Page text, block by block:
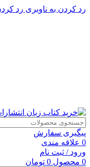
رد کردن به ناوبری رد
پیگیری سفارش
0 علاقه مندی
ورود / ثبت نام
0 محصول 0 تومان